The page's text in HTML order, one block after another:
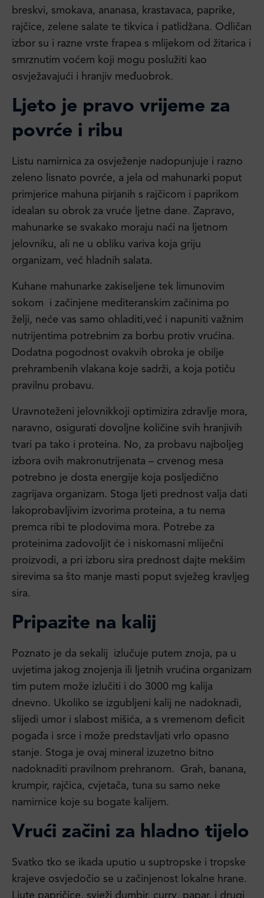
breskvi, smokava, ananasa, krastavaca, paprike,
rajčice, zelene salate te tikvica i patlidžana. Odličan
izbor su i razne vrste frapea s mlijekom od žitarica i
smrznutim voćem koji mogu poslužiti kao
osvježavajući i hranjiv međuobrok.
Ljeto je pravo vrijeme za
povrće i ribu
Listu namirnica za osvježenje nadopunjuje i razno
zeleno lisnato povrće, a jela od mahunarki poput
primjerice mahuna pirjanih s rajčicom i paprikom
idealan su obrok za vruće ljetne dane. Zapravo,
mahunarke se svakako moraju naći na ljetnom
jelovniku, ali ne u obliku variva koja griju
organizam, već hladnih salata.
Kuhane mahunarke zakiseljene tek limunovim
sokom i začinjene mediteranskim začinima po
želji, neće vas samo ohladiti,već i napuniti važnim
nutrijentima potrebnim za borbu protiv vrućina.
Dodatna pogodnost ovakvih obroka je obilje
prehrambenih vlakana koje sadrži, a koja potiču
pravilnu probavu.
Uravnoteženi jelovnikkoji optimizira zdravlje mora,
naravno, osigurati dovoljne količine svih hranjivih
tvari pa tako i proteina. No, za probavu najboljeg
izbora ovih makronutrijenata – crvenog mesa
potrebno je dosta energije koja posljedično
zagrijava organizam. Stoga ljeti prednost valja dati
lakoprobavljivim izvorima proteina, a tu nema
premca ribi te plodovima mora. Potrebe za
proteinima zadovoljit će i niskomasni mliječni
proizvodi, a pri izboru sira prednost dajte mekšim
sirevima sa što manje masti poput svježeg kravljeg
sira.
Pripazite na kalij
Poznato je da sekalij izlučuje putem znoja, pa u
uvjetima jakog znojenja ili ljetnih vrućina organizam
tim putem može izlučiti i do 3000 mg kalija
dnevno. Ukoliko se izgubljeni kalij ne nadoknadi,
slijedi umor i slabost mišića, a s vremenom deficit
pogađa i srce i može predstavljati vrlo opasno
stanje. Stoga je ovaj mineral izuzetno bitno
nadoknaditi pravilnom prehranom. Grah, banana,
krumpir, rajčica, cvjetača, tuna su samo neke
namirnice koje su bogate kalijem.
Vrući začini za hladno tijelo
Svatko tko se ikada uputio u suptropske i tropske
krajeve osvjedočio se u začinjenost lokalne hrane.
Ljute papričice, svježi đumbir, curry, papar, i drugi